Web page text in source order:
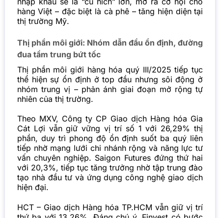
hàng Việt – đặc biệt là cà phê – tăng hiện diện tại
thị trường Mỹ.
Thị phần môi giới: Nhóm dẫn đầu ổn định, đường
đua tầm trung bứt tốc
Thị phần môi giới hàng hóa quý III/2025 tiếp tục
thể hiện sự ổn định ở top đầu nhưng sôi động ở
nhóm trung vị – phản ánh giai đoạn mở rộng tự
nhiên của thị trường.
Theo MXV, Công ty CP Giao dịch Hàng hóa Gia
Cát Lợi vẫn giữ vững vị trí số 1 với 26,29% thị
phần, duy trì phong độ ổn định suốt ba quý liên
tiếp nhờ mạng lưới chi nhánh rộng và năng lực tư
vấn chuyên nghiệp. Saigon Futures đứng thứ hai
với 20,3%, tiếp tục tăng trưởng nhờ tập trung đào
tạo nhà đầu tư và ứng dụng công nghệ giao dịch
hiện đại.
HCT – Giao dịch Hàng hóa TP.HCM vẫn giữ vị trí